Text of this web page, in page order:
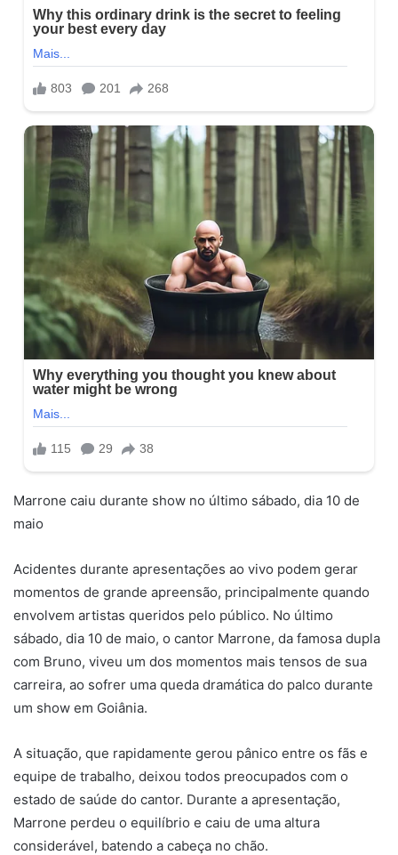
Marrone caiu durante show no último sábado, dia 10 de
maio
Acidentes durante apresentações ao vivo podem gerar
momentos de grande apreensão, principalmente quando
envolvem artistas queridos pelo público. No último
sábado, dia 10 de maio, o cantor Marrone, da famosa dupla
com Bruno, viveu um dos momentos mais tensos de sua
carreira, ao sofrer uma queda dramática do palco durante
um show em Goiânia.
A situação, que rapidamente gerou pânico entre os fãs e
equipe de trabalho, deixou todos preocupados com o
estado de saúde do cantor. Durante a apresentação,
Marrone perdeu o equilíbrio e caiu de uma altura
considerável, batendo a cabeça no chão.